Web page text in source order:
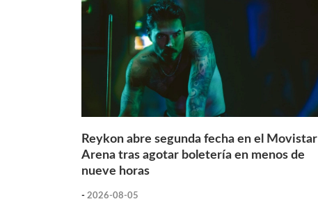
Reykon abre segunda fecha en el Movistar
Arena tras agotar boletería en menos de
nueve horas
- 2026-08-05